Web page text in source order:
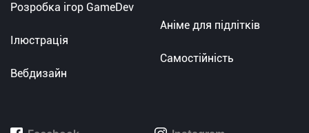
Розробка ігор GameDev
Ілюстрація
Вебдизайн
Аніме для підлітків
Самостійність